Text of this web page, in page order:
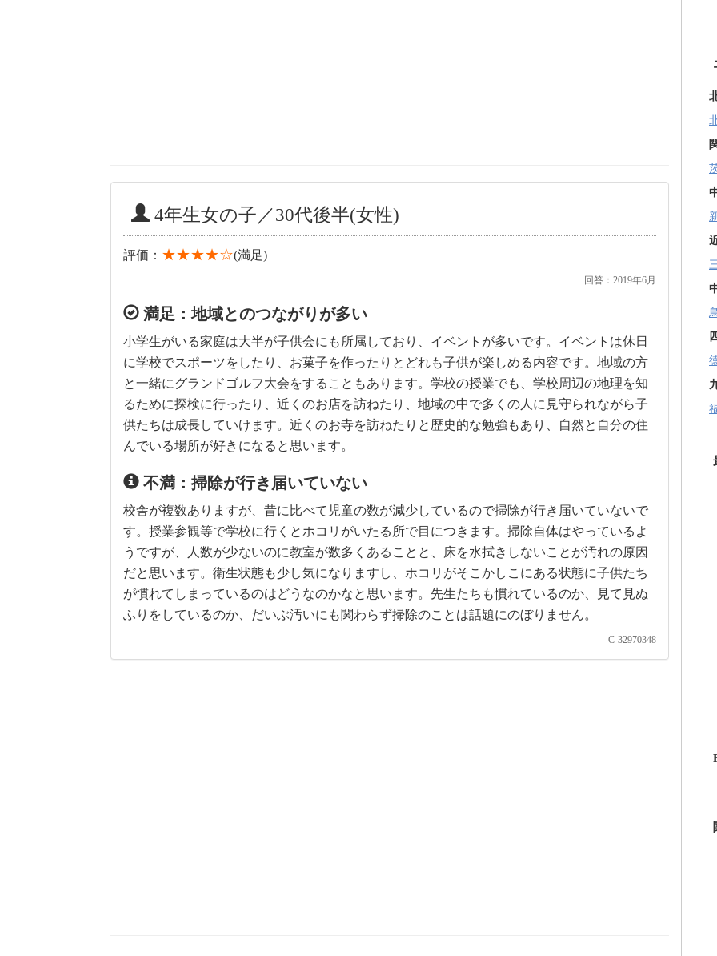
4年生女の子／30代後半(女性)
評価： ★★★★☆(満足)
回答：2019年6月
満足：地域とのつながりが多い
小学生がいる家庭は大半が子供会にも所属しており、イベントが多いです。イベントは休日
に学校でスポーツをしたり、お菓子を作ったりとどれも子供が楽しめる内容です。地域の方
と一緒にグランドゴルフ大会をすることもあります。学校の授業でも、学校周辺の地理を知
るために探検に行ったり、近くのお店を訪ねたり、地域の中で多くの人に見守られながら子
供たちは成長していけます。近くのお寺を訪ねたりと歴史的な勉強もあり、自然と自分の住
んでいる場所が好きになると思います。
不満：掃除が行き届いていない
校舎が複数ありますが、昔に比べて児童の数が減少しているので掃除が行き届いていないで
す。授業参観等で学校に行くとホコリがいたる所で目につきます。掃除自体はやっているよ
うですが、人数が少ないのに教室が数多くあることと、床を水拭きしないことが汚れの原因
だと思います。衛生状態も少し気になりますし、ホコリがそこかしこにある状態に子供たち
が慣れてしまっているのはどうなのかなと思います。先生たちも慣れているのか、見て見ぬ
ふりをしているのか、だいぶ汚いにも関わらず掃除のことは話題にのぼりません。
C-32970348